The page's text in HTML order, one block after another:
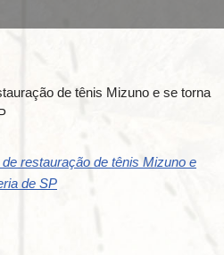
restauração de tênis Mizuno e
de SP